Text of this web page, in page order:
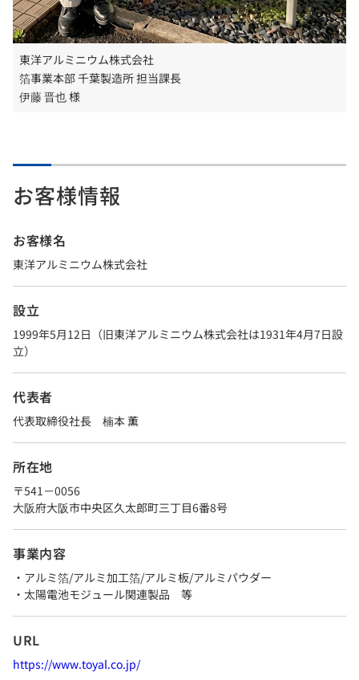
東洋アルミニウム株式会社
箔事業本部 千葉製造所 担当課長
伊藤 晋也 様
お客様情報
お客様名
東洋アルミニウム株式会社
設立
1999年5月12日（旧東洋アルミニウム株式会社は1931年4月7日設
立）
代表者
代表取締役社長 楠本 薫
所在地
〒541－0056
大阪府大阪市中央区久太郎町三丁目6番8号
事業内容
・アルミ箔/アルミ加工箔/アルミ板/アルミパウダー
・太陽電池モジュール関連製品 等
URL
https://www.toyal.co.jp/